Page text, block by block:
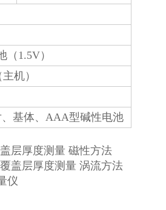
（1.5V）
机）
基体、AAA型碱性电池
层厚度测量 磁性方法
盖层厚度测量 涡流方法
仪